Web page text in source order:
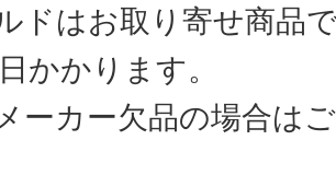
ドはお取り寄せ商品
かかります。
ーカー欠品の場合は